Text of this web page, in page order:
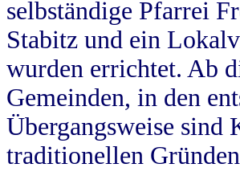
selbständige Pfarrei
Stabitz und ein
wurden errichtet. Ab
Gemeinden, in den
Übergangsweise sind
traditionellen